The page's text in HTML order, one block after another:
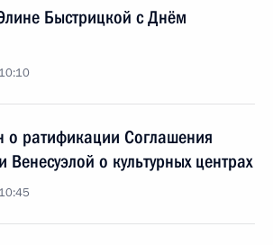
Быстрицкой с Днём
о ратификации Соглашения
Венесуэлой о культурных центрах